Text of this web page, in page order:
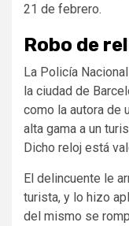
21 de febrero.
Robo de
La Policía
la ciudad de
como la autora de
alta gama a un
Dicho reloj está
El delincuente le
turista, y lo hizo
del mismo se